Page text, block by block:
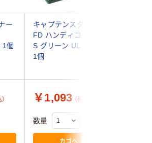
ー
個
キャプテンスタッグ
FD ハンディコンテナ
S グリーン UL-1041
1個
￥1,093 （税込）
数量
カゴへ